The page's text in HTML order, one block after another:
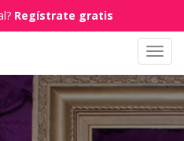
Regístrate gratis